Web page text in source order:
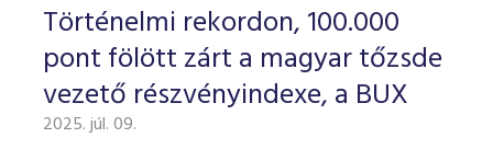
Történelmi rekordon, 100.000
pont fölött zárt a magyar tőzsde
vezető részvényindexe, a BUX
2025. júl. 09.